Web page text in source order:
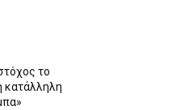
το
κατάλληλη